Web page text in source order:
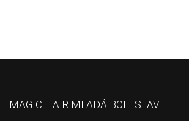
MAGIC HAIR MLADÁ BOLESLAV